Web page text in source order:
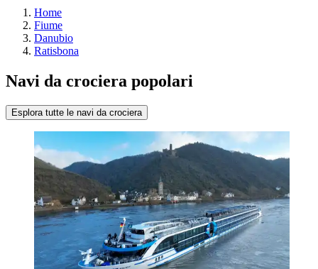
Home
Fiume
Danubio
Ratisbona
Navi da crociera popolari
Esplora tutte le navi da crociera